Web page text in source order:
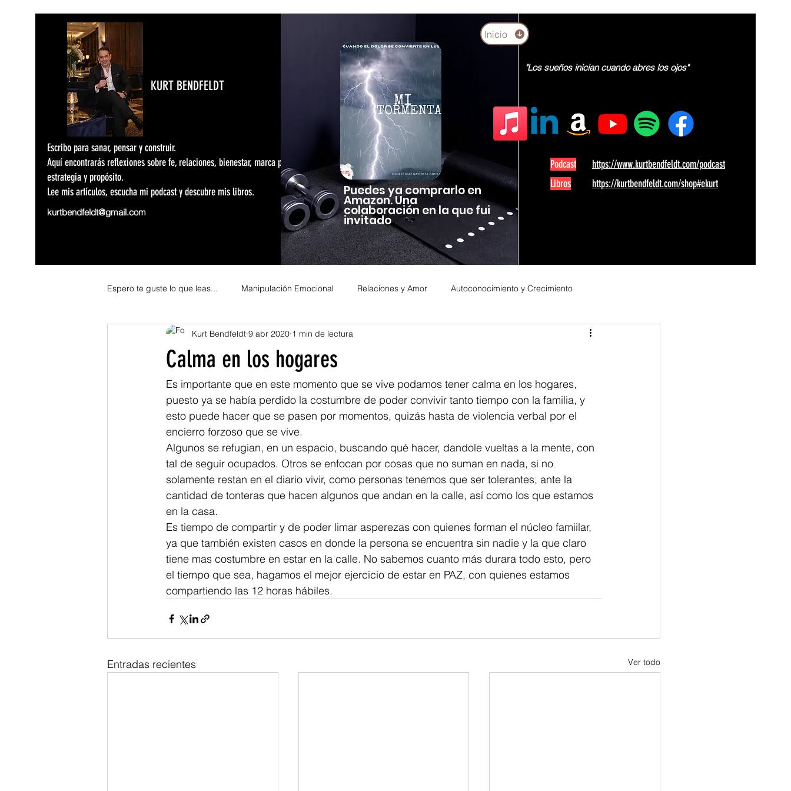
KURT BENDFELDT
Escribo para sanar, pensar y construir.
Aquí encontrarás reflexiones sobre fe, relaciones, bienestar, marca personal,
estrategia y propósito.
Lee mis artículos, escucha mi podcast y descubre mis libros.
kurtbendfeldt@gmail.com
Puedes ya comprarlo en
Amazon. Una
colaboración en la que fui
invitado
Inicio
"Los sueños inician cuando abres los ojos"
Podcast
Libros
https://www.kurtbendfeldt.com/podcast
https://kurtbendfeldt.com/shop#ekurt
Espero te guste lo que leas... Manipulación Emocional Relaciones y Amor Autoconocimiento y Crecimiento
Fe y Espiritualidad Reflexiones Personales
Calma en los hogares
Kurt Bendfeldt 9 abr 2020 1 min de lectura
Es importante que en este momento que se vive podamos tener calma en los hogares,
puesto ya se había perdido la costumbre de poder convivir tanto tiempo con la familia, y
esto puede hacer que se pasen por momentos, quizás hasta de violencia verbal por el
encierro forzoso que se vive.
Algunos se refugian, en un espacio, buscando qué hacer, dandole vueltas a la mente, con
tal de seguir ocupados. Otros se enfocan por cosas que no suman en nada, si no
solamente restan en el diario vivir, como personas tenemos que ser tolerantes, ante la
cantidad de tonteras que hacen algunos que andan en la calle, así como los que estamos
en la casa.
Es tiempo de compartir y de poder limar asperezas con quienes forman el núcleo famiilar,
ya que también existen casos en donde la persona se encuentra sin nadie y la que claro
tiene mas costumbre en estar en la calle. No sabemos cuanto más durara todo esto, pero
el tiempo que sea, hagamos el mejor ejercicio de estar en PAZ, con quienes estamos
compartiendo las 12 horas hábiles.
Entradas recientes Ver todo